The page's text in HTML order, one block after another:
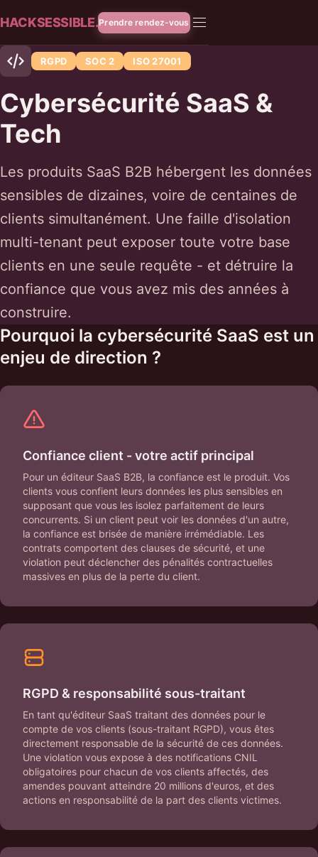
HACKSESSIBLE.Prendre rendez-vous
RGPD SOC 2 ISO 27001
Cybersécurité SaaS &
Tech
Les produits SaaS B2B hébergent les données
sensibles de dizaines, voire de centaines de
clients simultanément. Une faille d'isolation
multi-tenant peut exposer toute votre base
clients en une seule requête - et détruire la
confiance que vous avez mis des années à
construire.
Pourquoi la cybersécurité SaaS est un
enjeu de direction ?
Confiance client - votre actif principal
Pour un éditeur SaaS B2B, la confiance est le produit. Vos
clients vous confient leurs données les plus sensibles en
supposant que vous les isolez parfaitement de leurs
concurrents. Si un client peut voir les données d'un autre,
la confiance est brisée de manière irrémédiable. Les
contrats comportent des clauses de sécurité, et une
violation peut déclencher des pénalités contractuelles
massives en plus de la perte du client.
RGPD & responsabilité sous-traitant
En tant qu'éditeur SaaS traitant des données pour le
compte de vos clients (sous-traitant RGPD), vous êtes
directement responsable de la sécurité de ces données.
Une violation vous expose à des notifications CNIL
obligatoires pour chacun de vos clients affectés, des
amendes pouvant atteindre 20 millions d'euros, et des
actions en responsabilité de la part des clients victimes.